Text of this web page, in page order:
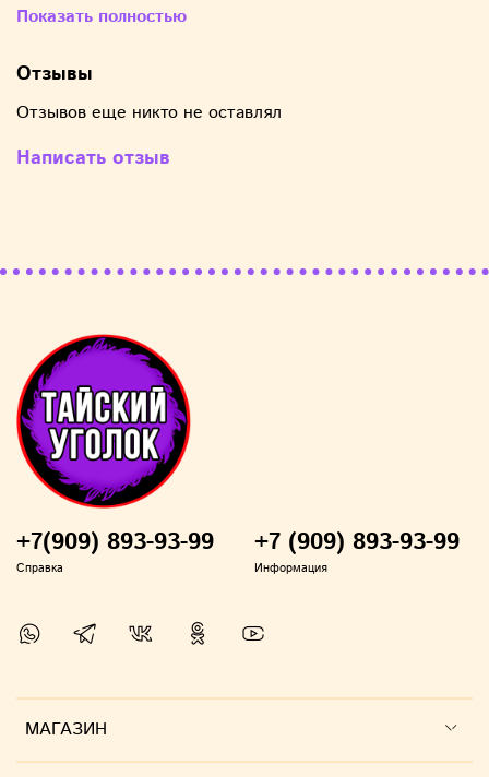
справится с любыми загрязнениями, не повреждая
эко составу.
Формула Active Clean Fresh проникает
деликатные ткани, такие как шерсть, шелк,
Подойдет для темных вещей, белого, черного
и цветного. Теперь вы можете не
беспокоиться о том, что ваша одежда быстро
потеряет свой первоначальный вид или будет
повреждена;
Подходит для ручной стирки и для машин
автомат и полуавтомат;
Он очень экономичен - на 3-4 кг будет
достаточно всего 30-40 мл средства;
Справляется с любыми пятнами, а также
другие. Приятный нежный цветочный аромат,
который сохранится на одежде на долгое
Продукт разработан с учетом экологических
требований и современных произвосдств.
Показать полностью
Отзывы
Отзывов еще никто не оставлял
Написать отзыв
МАГАЗИН
+7(909) 893-93-99
Справка
+7 (909) 893-93-99
Информация